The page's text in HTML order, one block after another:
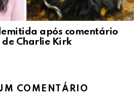
após comentário
Charlie Kirk
COMENTÁRIO